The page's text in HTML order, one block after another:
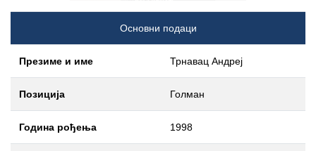
Основни подаци
Презиме и име Трнавац Андреј
Позиција Голман
Година рођења 1998